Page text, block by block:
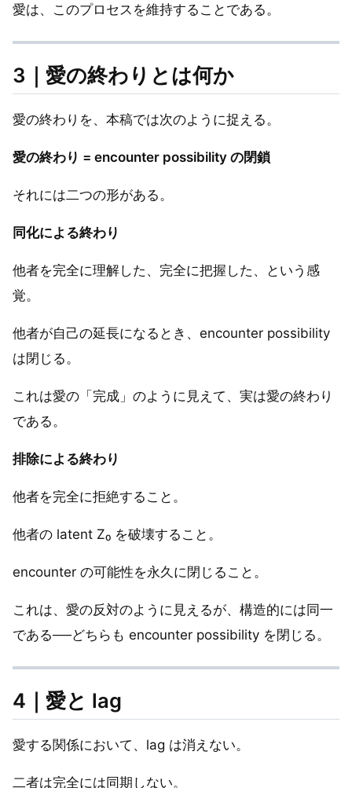
愛は、このプロセスを維持することである。
3｜愛の終わりとは何か
愛の終わりを、本稿では次のように捉える。
愛の終わり = encounter possibility の閉鎖
それには二つの形がある。
同化による終わり
他者を完全に理解した、完全に把握した、という感
覚。
他者が自己の延長になるとき、encounter possibility
は閉じる。
これは愛の「完成」のように見えて、実は愛の終わり
である。
排除による終わり
他者を完全に拒絶すること。
他者の latent Z₀ を破壊すること。
encounter の可能性を永久に閉じること。
これは、愛の反対のように見えるが、構造的には同一
である──どちらも encounter possibility を閉じる。
4｜愛と lag
愛する関係において、lag は消えない。
二者は完全には同期しない。